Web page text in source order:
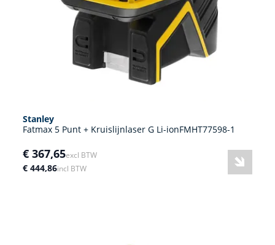
Stanley
Fatmax 5 Punt + Kruislijnlaser G Li-ionFMHT77598-1
€ 367,65excl BTW
€ 444,86incl BTW